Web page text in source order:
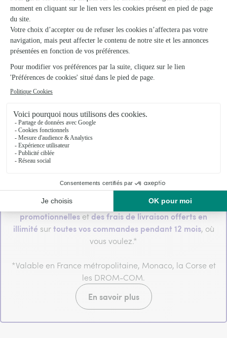
En adhérant pour24,95€/anseulement et sans
engagement, vous bénéficiezd'offres
promotionnelles et des frais de livraison offerts en
illimité surtoutes vos commandes pendant 12 mois, où
vous voulez.*
*Valable en France métropolitaine, Monaco, la Corse et
les DROM-COM.
En savoir plus